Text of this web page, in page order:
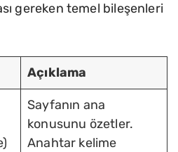
gereken temel bileşenleri
Açıklama
Sayfanın ana
konusunu özetler.
Anahtar kelime